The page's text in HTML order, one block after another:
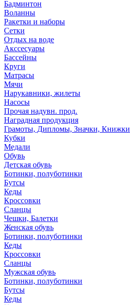
Бадминтон
Воланны
Ракетки и наборы
Сетки
Отдых на воде
Акссесуары
Бассейны
Круги
Матрасы
Мячи
Нарукавники, жилеты
Насосы
Прочая надувн. прод.
Наградная продукция
Грамоты, Дипломы, Значки, Книжки
Кубки
Медали
Обувь
Детская обувь
Ботинки, полуботинки
Бутсы
Кеды
Кроссовки
Сланцы
Чешки, Балетки
Женская обувь
Ботинки, полуботинки
Кеды
Кроссовки
Сланцы
Мужская обувь
Ботинки, полуботинки
Бутсы
Кеды